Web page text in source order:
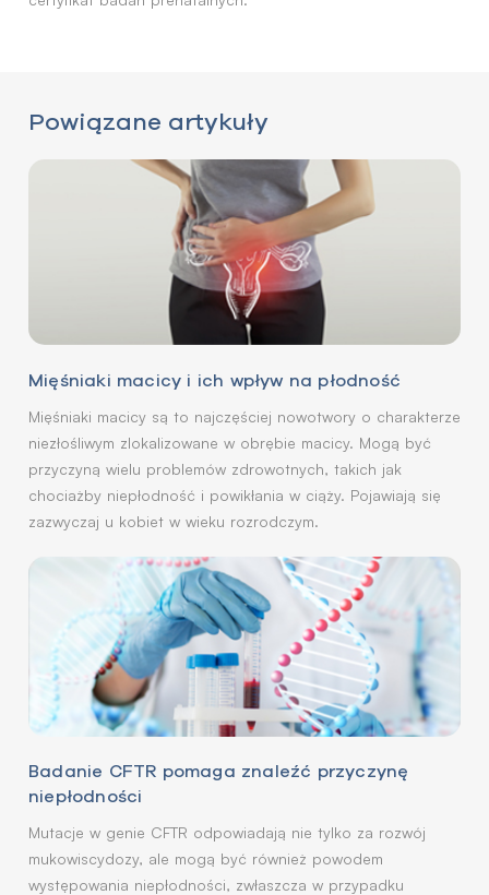
Powiązane artykuły
Mięśniaki macicy i ich wpływ na płodność
Mięśniaki macicy są to najczęściej nowotwory o charakterze
niezłośliwym zlokalizowane w obrębie macicy. Mogą być
przyczyną wielu problemów zdrowotnych, takich jak
chociażby niepłodność i powikłania w ciąży. Pojawiają się
zazwyczaj u kobiet w wieku rozrodczym.
Badanie CFTR pomaga znaleźć przyczynę
niepłodności
Mutacje w genie CFTR odpowiadają nie tylko za rozwój
mukowiscydozy, ale mogą być również powodem
występowania niepłodności, zwłaszcza w przypadku